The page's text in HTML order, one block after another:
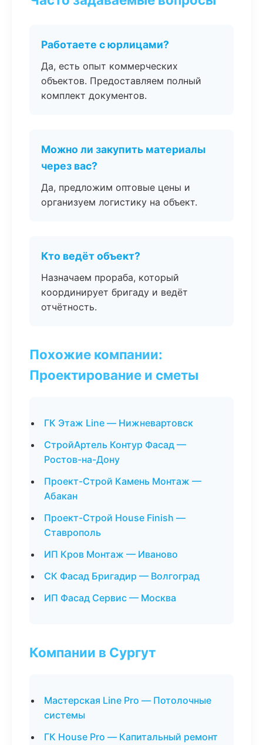
Работаете с юрлицами?
Да, есть опыт коммерческих
объектов. Предоставляем полный
комплект документов.
Можно ли закупить материалы
через вас?
Да, предложим оптовые цены и
организуем логистику на объект.
Кто ведёт объект?
Назначаем прораба, который
координирует бригаду и ведёт
отчётность.
Похожие компании:
Проектирование и сметы
ГК Этаж Line — Нижневартовск
СтройАртель Контур Фасад —
Ростов-на-Дону
Проект-Строй Камень Монтаж —
Абакан
Проект-Строй House Finish —
Ставрополь
ИП Кров Монтаж — Иваново
СК Фасад Бригадир — Волгоград
ИП Фасад Сервис — Москва
Компании в Сургут
Мастерская Line Pro — Потолочные
системы
ГК House Pro — Капитальный ремонт